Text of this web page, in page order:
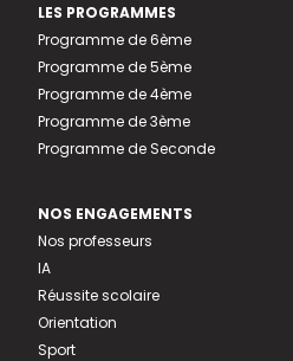
LES PROGRAMMES
Programme de 6ème
Programme de 5ème
Programme de 4ème
Programme de 3ème
Programme de Seconde
NOS ENGAGEMENTS
Nos professeurs
IA
Réussite scolaire
Orientation
Sport